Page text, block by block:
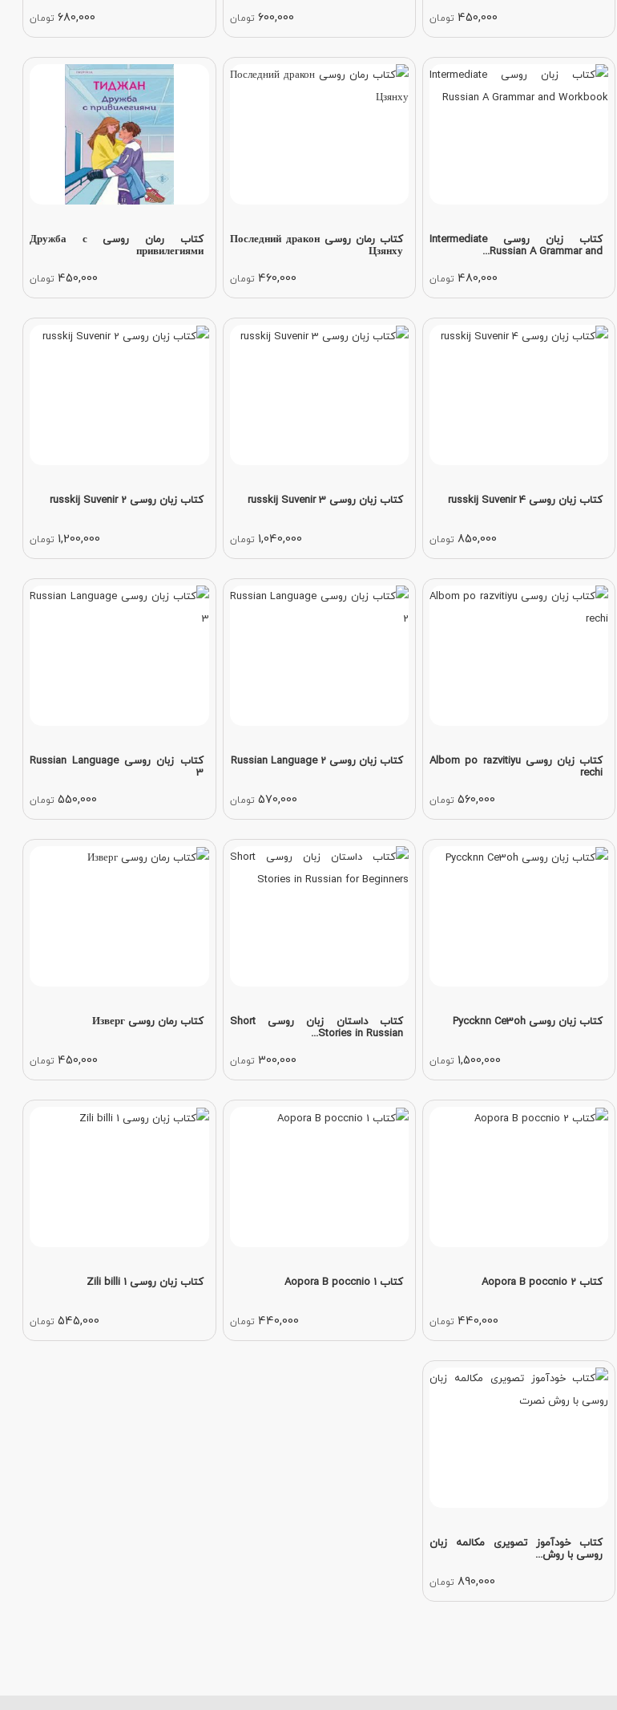
450,000 تومان 600,000 تومان 680,000 تومان
کتاب زبان روسی Intermediate
Russian A Grammar and...
480,000 تومان
کتاب رمان روسی Последний дракон
Цзянху
460,000 تومان
کتاب رمان روسی Дружба с
привилегиями
450,000 تومان
کتاب زبان روسی russkij Suvenir 4
850,000 تومان
کتاب زبان روسی russkij Suvenir 3
1,040,000 تومان
کتاب زبان روسی russkij Suvenir 2
1,200,000 تومان
کتاب زبان روسی Albom po razvitiyu
rechi
560,000 تومان
کتاب زبان روسی Russian Language 2
570,000 تومان
کتاب زبان روسی Russian Language
3
550,000 تومان
کتاب زبان روسی Pyccknn Ce3oh
1,500,000 تومان
کتاب داستان زبان روسی Short
Stories in Russian...
300,000 تومان
کتاب رمان روسی Изверг
450,000 تومان
کتاب Aopora B poccnio 2
440,000 تومان
کتاب Aopora B poccnio 1
440,000 تومان
کتاب زبان روسی Zili billi 1
545,000 تومان
کتاب خودآموز تصویری مکالمه زبان
روسی با روش...
890,000 تومان